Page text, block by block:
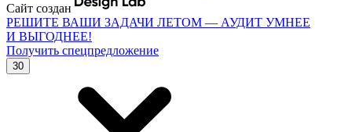
Сайт создан
РЕШИТЕ ВАШИ ЗАДАЧИ ЛЕТОМ — АУДИТ УМНЕЕ
И ВЫГОДНЕЕ!
Получить спецпредложение
30